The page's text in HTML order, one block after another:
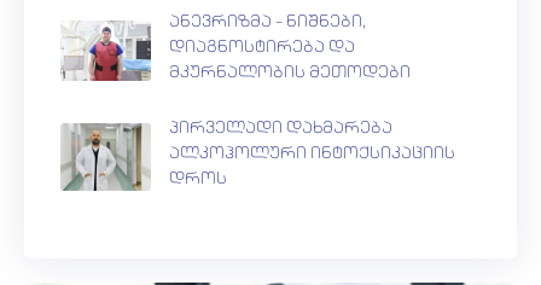
ანევრიზმა – ნიშნები,
დიაგნოსტირება და
მკურნალობის მეთოდები
პირველადი დახმარება
ალკოჰოლური ინტოქსიკაციის
დროს